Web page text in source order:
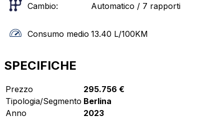
Cambio: Automatico / 7 rapporti
Consumo medio 13.40 L/100KM
SPECIFICHE
Prezzo
295.756 €
Tipologia/Segmento Berlina
Anno
2023